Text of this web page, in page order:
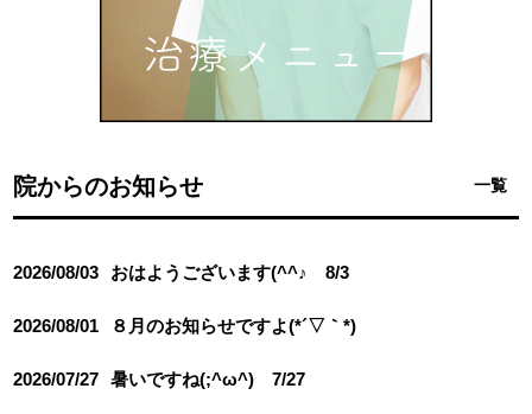
院からのお知らせ 一覧
2026/08/03 おはようございます(^^♪ 8/3
2026/08/01 ８月のお知らせですよ(*´▽｀*)
2026/07/27 暑いですね(;^ω^) 7/27